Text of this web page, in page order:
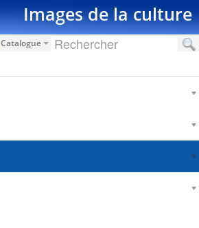
Images de la culture
Catalogue